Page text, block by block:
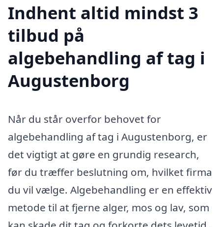
Indhent altid mindst 3
tilbud på
algebehandling af tag i
Augustenborg
Når du står overfor behovet for
algebehandling af tag i Augustenborg, er
det vigtigt at gøre en grundig research,
før du træffer beslutning om, hvilket firma
du vil vælge. Algebehandling er en effektiv
metode til at fjerne alger, mos og lav, som